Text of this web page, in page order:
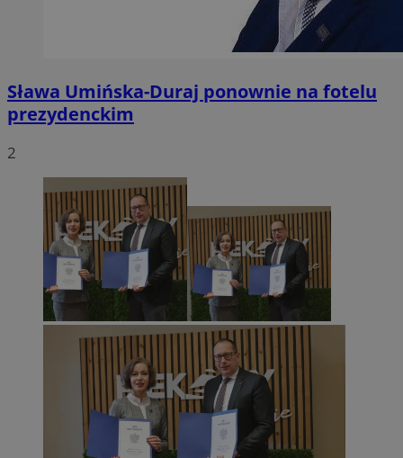
Sława Umińska-Duraj ponownie na fotelu
prezydenckim
2